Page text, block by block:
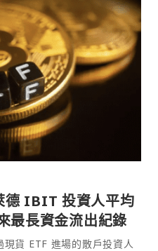
德 IBIT 投資人平均
最長資金流出紀錄
貨 ETF 進場的散戶投資人